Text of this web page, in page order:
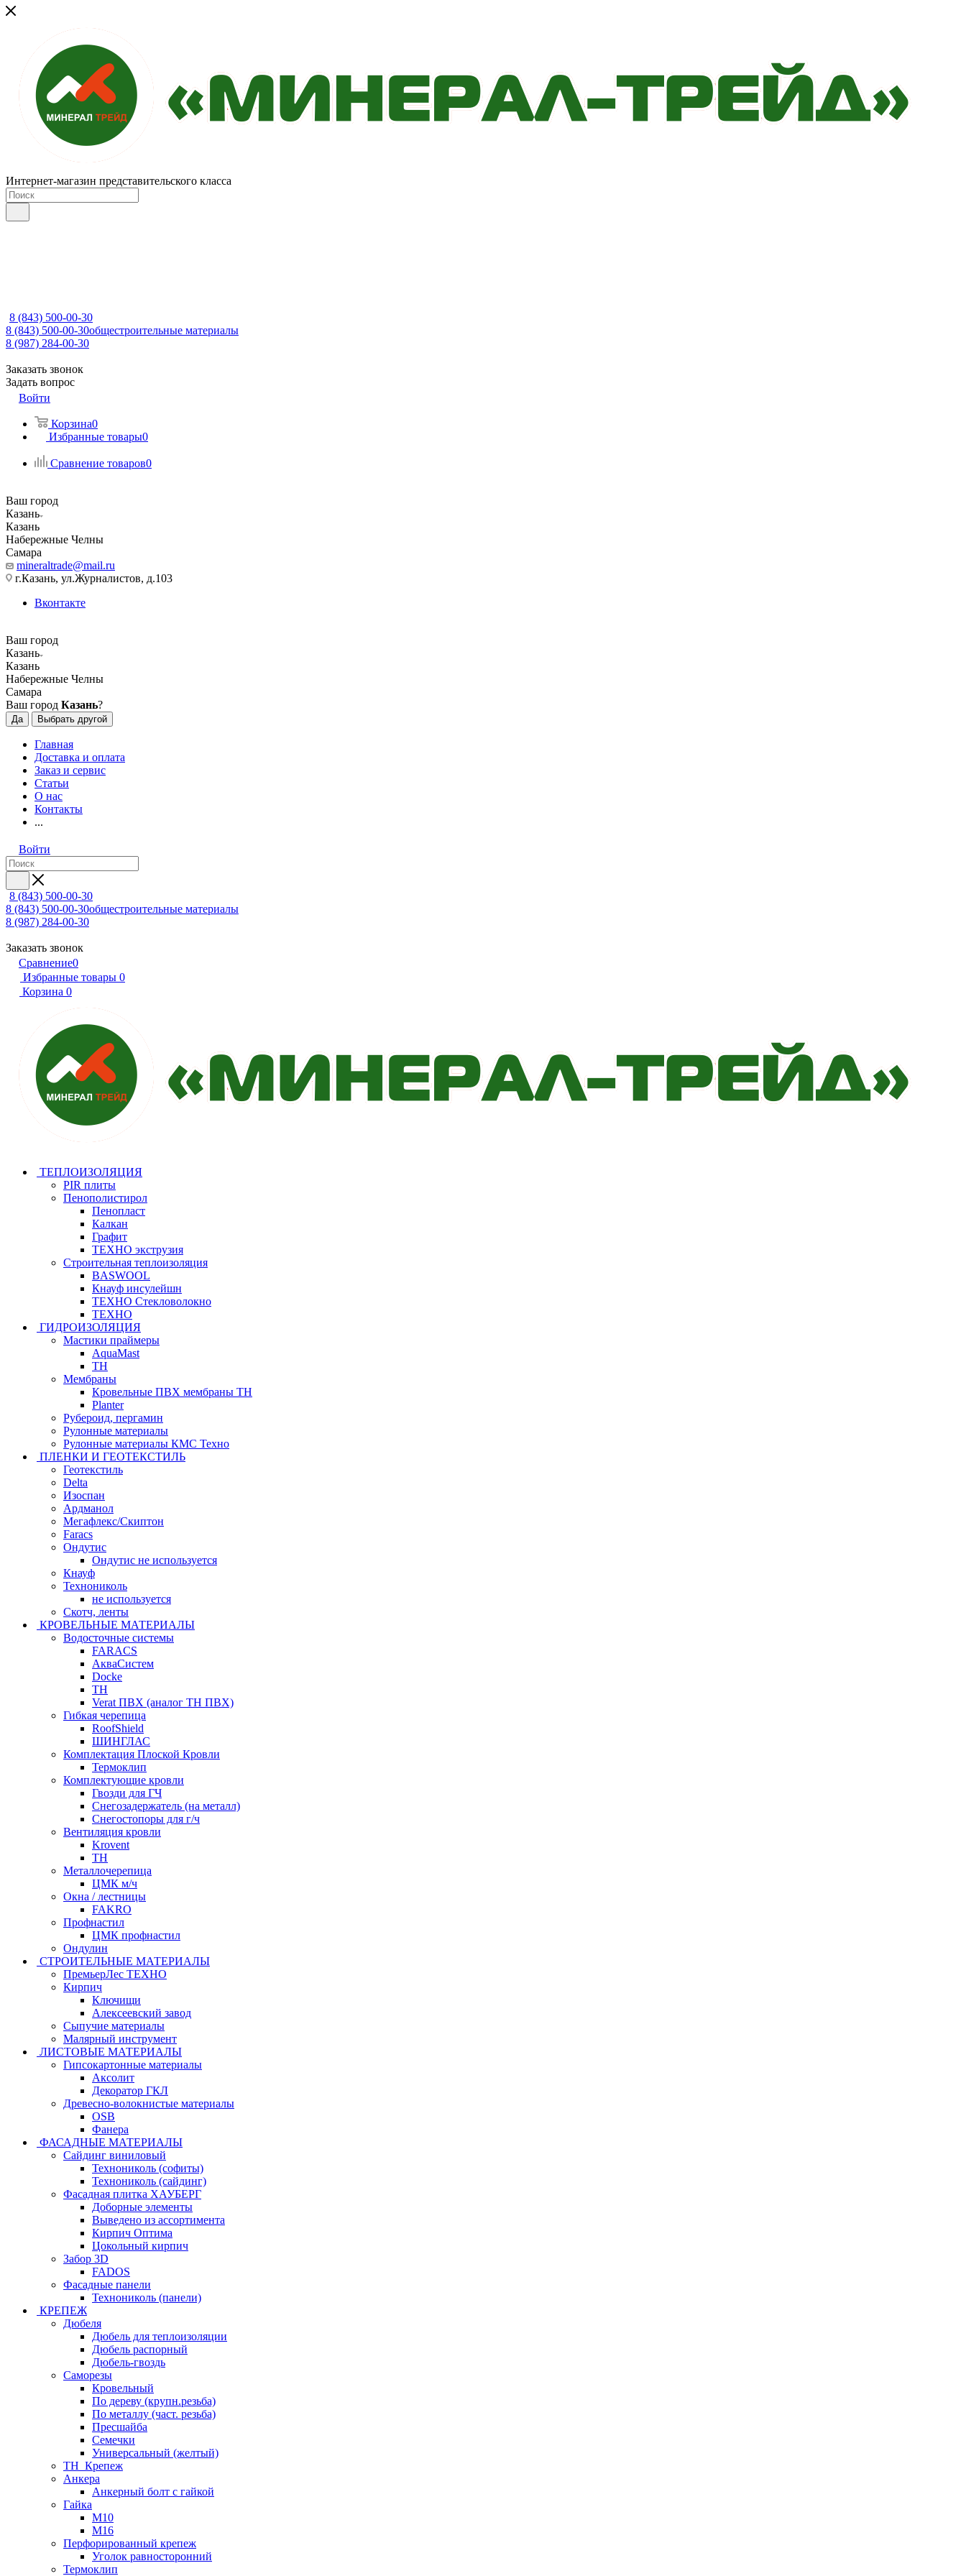
Интернет-магазин представительского класса
8 (843) 500-00-30
8 (843) 500-00-30общестроительные материалы
8 (987) 284-00-30
Заказать звонок
Задать вопрос
Войти
Корзина0
Избранные товары0
Сравнение товаров0
Ваш город
Казань
Казань
Набережные Челны
Самара
mineraltrade@mail.ru
г.Казань, ул.Журналистов, д.103
Вконтакте
Ваш город
Казань
Казань
Набережные Челны
Самара
Ваш город Казань?
Да Выбрать другой
Главная
Доставка и оплата
Заказ и сервис
Статьи
О нас
Контакты
...
Войти
8 (843) 500-00-30
8 (843) 500-00-30общестроительные материалы
8 (987) 284-00-30
Заказать звонок
Сравнение0
Избранные товары 0
Корзина 0
ТЕПЛОИЗОЛЯЦИЯ
PIR плиты
Пенополистирол
Пенопласт
Калкан
Графит
ТЕХНО экструзия
Строительная теплоизоляция
BASWOOL
Кнауф инсулейшн
ТЕХНО Стекловолокно
ТЕХНО
ГИДРОИЗОЛЯЦИЯ
Мастики праймеры
AquaMast
ТН
Мембраны
Кровельные ПВХ мембраны ТН
Planter
Рубероид, пергамин
Рулонные материалы
Рулонные материалы КМС Техно
ПЛЕНКИ И ГЕОТЕКСТИЛЬ
Геотекстиль
Delta
Изоспан
Ардманол
Мегафлекс/Скиптон
Faracs
Ондутис
Ондутис не используется
Кнауф
Технониколь
не используется
Скотч, ленты
КРОВЕЛЬНЫЕ МАТЕРИАЛЫ
Водосточные системы
FARACS
АкваСистем
Docke
ТН
Verat ПВХ (аналог ТН ПВХ)
Гибкая черепица
RoofShield
ШИНГЛАС
Комплектация Плоской Кровли
Термоклип
Комплектующие кровли
Гвозди для ГЧ
Снегозадержатель (на металл)
Снегостопоры для г/ч
Вентиляция кровли
Krovent
ТН
Металлочерепица
ЦМК м/ч
Окна / лестницы
FAKRO
Профнастил
ЦМК профнастил
Ондулин
СТРОИТЕЛЬНЫЕ МАТЕРИАЛЫ
ПремьерЛес ТЕХНО
Кирпич
Ключищи
Алексеевский завод
Сыпучие материалы
Малярный инструмент
ЛИСТОВЫЕ МАТЕРИАЛЫ
Гипсокартонные материалы
Аксолит
Декоратор ГКЛ
Древесно-волокнистые материалы
OSB
Фанера
ФАСАДНЫЕ МАТЕРИАЛЫ
Сайдинг виниловый
Технониколь (софиты)
Технониколь (сайдинг)
Фасадная плитка ХАУБЕРГ
Доборные элементы
Выведено из ассортимента
Кирпич Оптима
Цокольный кирпич
Забор 3D
FADOS
Фасадные панели
Технониколь (панели)
КРЕПЕЖ
Дюбеля
Дюбель для теплоизоляции
Дюбель распорный
Дюбель-гвоздь
Саморезы
Кровельный
По дереву (крупн.резьба)
По металлу (част. резьба)
Пресшайба
Семечки
Универсальный (желтый)
ТН_Крепеж
Анкера
Анкерный болт с гайкой
Гайка
М10
М16
Перфорированный крепеж
Уголок равносторонний
Термоклип